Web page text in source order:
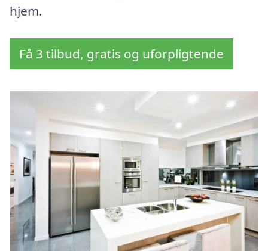
hjem.
Få 3 tilbud, gratis og uforpligtende